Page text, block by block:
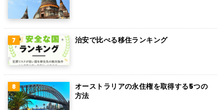
アイルランド
トルコ
フィンランド
チェコ
チリ
デンマーク
治安で比べる移住ランキング
オーストラリアの永住権を取得する5つの
方法